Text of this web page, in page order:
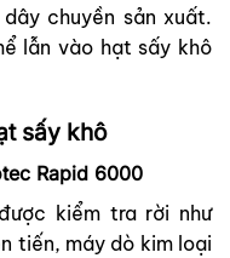
chuyền sản xuất.
lẫn vào hạt sấy khô
sấy khô
Rapid 6000
kiểm tra rời như
tiến, máy dò kim loại